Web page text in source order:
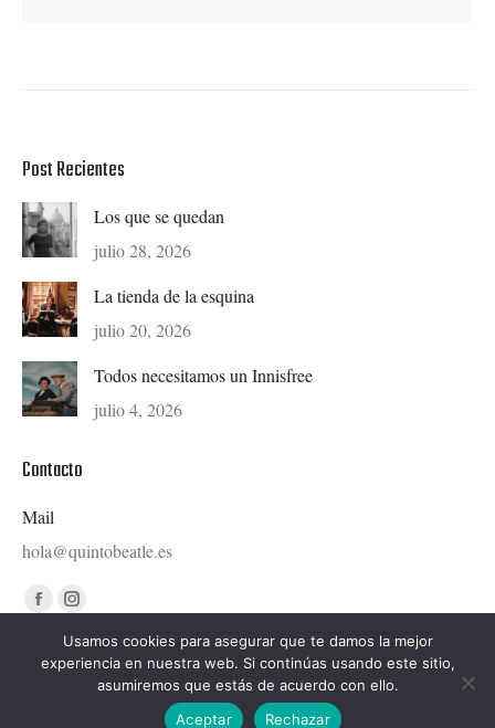
Post Recientes
Los que se quedan
julio 28, 2026
La tienda de la esquina
julio 20, 2026
Todos necesitamos un Innisfree
julio 4, 2026
Contacto
Mail
hola@quintobeatle.es
Find us on:
Facebook
page
opens
Instagram
page
opens
Diseñado por © Ondiseño.com 2020
Usamos cookies para asegurar que te damos la mejor
experiencia en nuestra web. Si continúas usando este sitio,
asumiremos que estás de acuerdo con ello.
Aceptar
Rechazar